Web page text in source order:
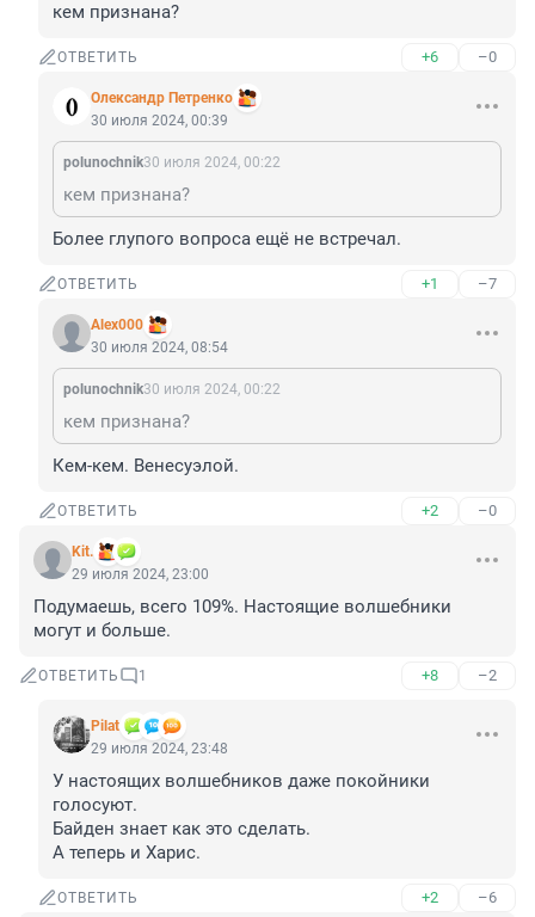
кем признана?
ОТВЕТИТЬ +6 –0
Олександр Петренко
30 июля 2024, 00:39
polunochnik30 июля 2024, 00:22
кем признана?
Более глупого вопроса ещё не встречал.
ОТВЕТИТЬ +1 –7
Alex000
30 июля 2024, 08:54
polunochnik30 июля 2024, 00:22
кем признана?
Кем-кем. Венесуэлой.
ОТВЕТИТЬ +2 –0
Kit.
29 июля 2024, 23:00
Подумаешь, всего 109%. Настоящие волшебники
могут и больше.
ОТВЕТИТЬ 1 +8 –2
Pilat
29 июля 2024, 23:48
У настоящих волшебников даже покойники
голосуют.
Байден знает как это сделать.
А теперь и Харис.
ОТВЕТИТЬ +2 –6